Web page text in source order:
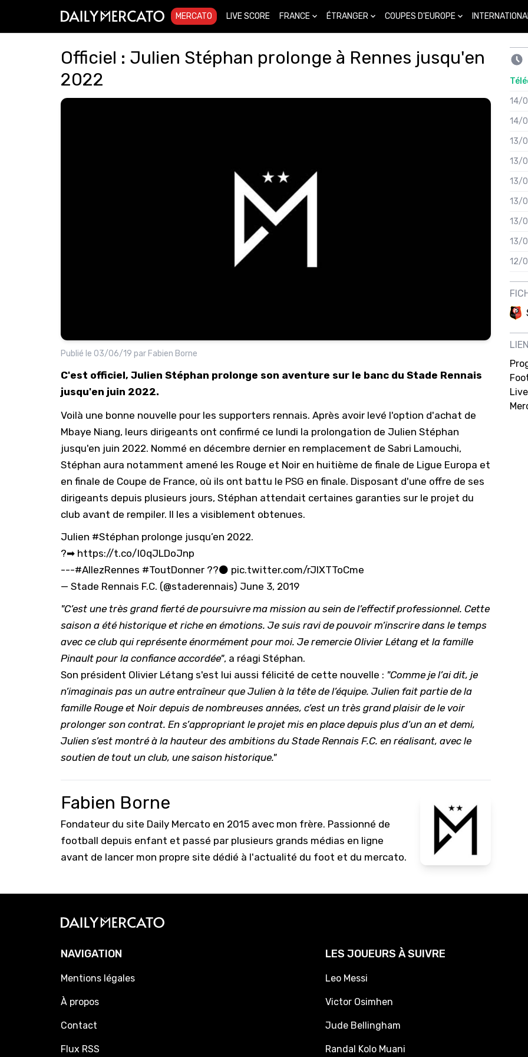
MERCATO LIVE SCORE FRANCE ÉTRANGER COUPES D'EUROPE
Officiel : Julien Stéphan prolonge à Rennes jusqu'en
2022
Publié le 03/06/19 par Fabien Borne
C'est officiel, Julien Stéphan prolonge son aventure sur le banc du Stade Rennais
jusqu'en juin 2022.
Voilà une bonne nouvelle pour les supporters rennais. Après avoir levé l'option d'achat de
Mbaye Niang, leurs dirigeants ont confirmé ce lundi la prolongation de Julien Stéphan
jusqu'en juin 2022. Nommé en décembre dernier en remplacement de Sabri Lamouchi,
Stéphan aura notamment amené les Rouge et Noir en huitième de finale de Ligue Europa et
en finale de Coupe de France, où ils ont battu le PSG en finale. Disposant d'une offre de ses
dirigeants depuis plusieurs jours, Stéphan attendait certaines garanties sur le projet du
club avant de rempiler. Il les a visiblement obtenues.
Julien #Stéphan prolonge jusqu’en 2022.
?➡ https://t.co/I0qJLDoJnp
---#AllezRennes #ToutDonner ??⚫ pic.twitter.com/rJIXTToCme
— Stade Rennais F.C. (@staderennais) June 3, 2019
"C’est une très grand fierté de poursuivre ma mission au sein de l’effectif professionnel. Cette
saison a été historique et riche en émotions. Je suis ravi de pouvoir m’inscrire dans le temps
avec ce club qui représente énormément pour moi. Je remercie Olivier Létang et la famille
Pinault pour la confiance accordée", a réagi Stéphan.
Son président Olivier Létang s'est lui aussi félicité de cette nouvelle : "Comme je l’ai dit, je
n’imaginais pas un autre entraîneur que Julien à la tête de l’équipe. Julien fait partie de la
famille Rouge et Noir depuis de nombreuses années, c’est un très grand plaisir de le voir
prolonger son contrat. En s’appropriant le projet mis en place depuis plus d’un an et demi,
Julien s’est montré à la hauteur des ambitions du Stade Rennais F.C. en réalisant, avec le
soutien de tout un club, une saison historique."
Fabien Borne
Fondateur du site Daily Mercato en 2015 avec mon frère. Passionné de
football depuis enfant et passé par plusieurs grands médias en ligne
avant de lancer mon propre site dédié à l'actualité du foot et du mercato.
14/
14/
13/
13/
13/
13/
13/
13/
12/
12/
12/01
12/
12/
11/
11/
NAVIGATION
Mentions légales
À propos
Contact
Flux RSS
LES JOUEURS À SUIVRE
Leo Messi
Victor Osimhen
Jude Bellingham
Randal Kolo Muani